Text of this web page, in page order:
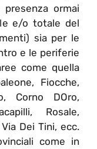
ormai
e/o totale del
sia per le
e le periferie
come quella
Fiocche,
Corno DOro,
Rosale,
Dei Tini, ecc.
come in